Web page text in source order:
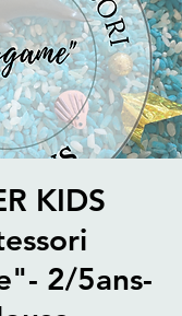
KIDS
2/5ans-